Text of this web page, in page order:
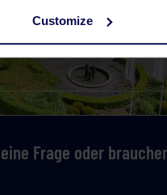
Customize
Frage oder